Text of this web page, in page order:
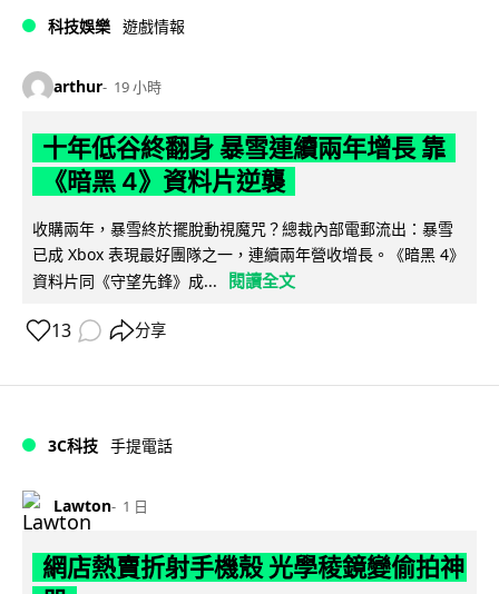
科技娛樂 遊戲情報
arthur 19 小時
十年低谷終翻身 暴雪連續兩年增長 靠
《暗黑 4》資料片逆襲
收購兩年，暴雪終於擺脫動視魔咒？總裁內部電郵流出：暴雪
已成 Xbox 表現最好團隊之一，連續兩年營收增長。《暗黑 4》
資料片同《守望先鋒》成...
閱讀全文
13 分享
3C科技 手提電話
Lawton 1 日
網店熱賣折射手機殼 光學稜鏡變偷拍神